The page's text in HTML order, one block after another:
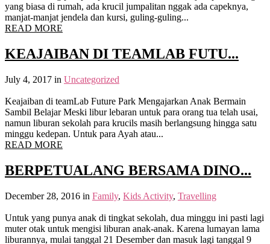
yang biasa di rumah, ada krucil jumpalitan nggak ada capeknya,
manjat-manjat jendela dan kursi, guling-guling...
READ MORE
KEAJAIBAN DI TEAMLAB FUTU...
July 4, 2017 in Uncategorized
Keajaiban di teamLab Future Park Mengajarkan Anak Bermain
Sambil Belajar Meski libur lebaran untuk para orang tua telah usai,
namun liburan sekolah para krucils masih berlangsung hingga satu
minggu kedepan. Untuk para Ayah atau...
READ MORE
BERPETUALANG BERSAMA DINO...
December 28, 2016 in Family, Kids Activity, Travelling
Untuk yang punya anak di tingkat sekolah, dua minggu ini pasti lagi
muter otak untuk mengisi liburan anak-anak. Karena lumayan lama
liburannya, mulai tanggal 21 Desember dan masuk lagi tanggal 9